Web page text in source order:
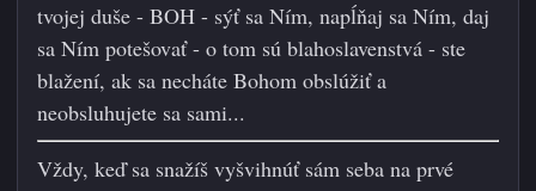
tvojej duše - BOH - sýť sa Ním, napĺňaj sa Ním, daj
sa Ním potešovať - o tom sú blahoslavenstvá - ste
blažení, ak sa necháte Bohom obslúžiť a
neobsluhujete sa sami...
Vždy, keď sa snažíš vyšvihnúť sám seba na prvé